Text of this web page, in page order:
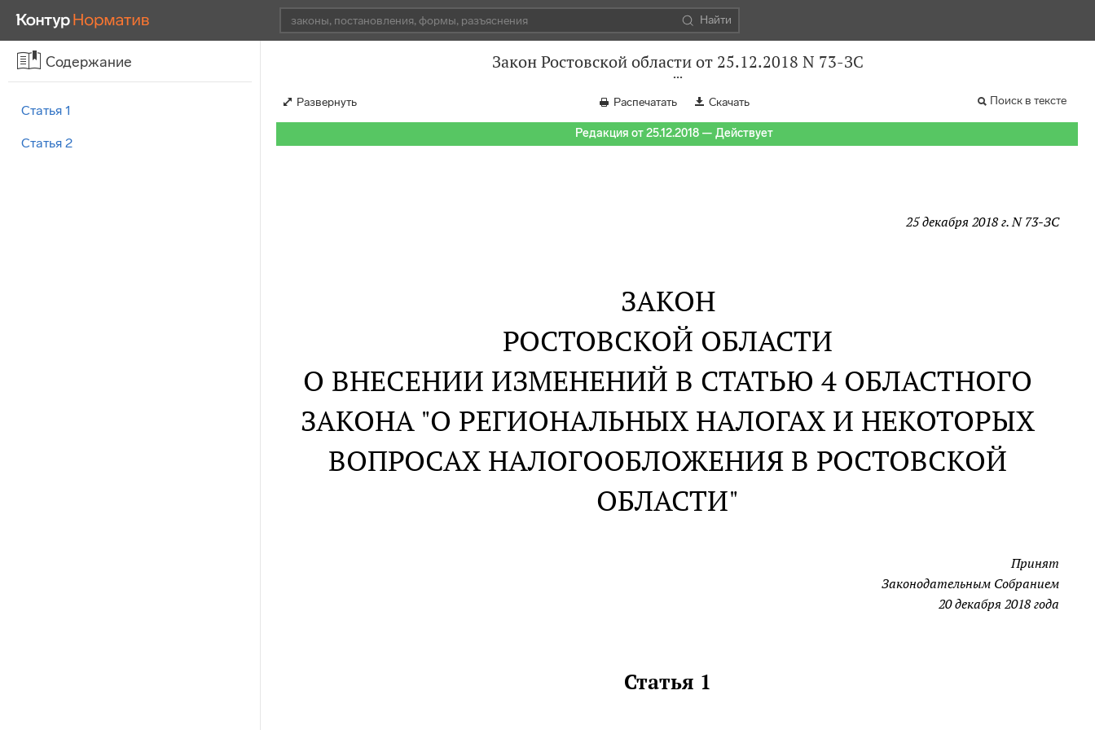
Найти
Содержание
Статья 1
Статья 2
Закон Ростовской области от 25.12.2018 N 73-ЗС
Развернуть Распечатать Скачать Поиск в тексте
Редакция от 25.12.2018 — Действует
25 декабря 2018 г. N 73-ЗС
ЗАКОН
РОСТОВСКОЙ ОБЛАСТИ
О ВНЕСЕНИИ ИЗМЕНЕНИЙ В СТАТЬЮ 4 ОБЛАСТНОГО
ЗАКОНА "О РЕГИОНАЛЬНЫХ НАЛОГАХ И НЕКОТОРЫХ
ВОПРОСАХ НАЛОГООБЛОЖЕНИЯ В РОСТОВСКОЙ
ОБЛАСТИ"
Принят
Законодательным Собранием
20 декабря 2018 года
Статья 1